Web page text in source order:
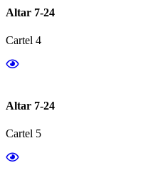
Altar 7-24
Cartel 4
Altar 7-24
Cartel 5